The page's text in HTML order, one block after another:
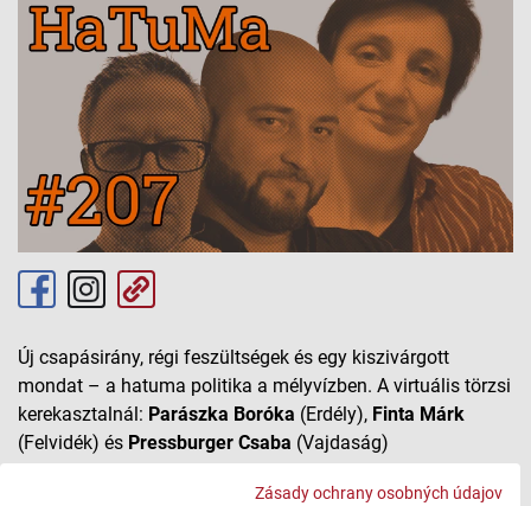
Zásady ochrany osobných údajov
Új csapásirány, régi feszültségek és egy kiszivárgott
mondat – a hatuma politika a mélyvízben. A virtuális törzsi
kerekasztalnál: Parászka Boróka (Erdély), Finta Márk
(Felvidék) és Pressburger Csaba (Vajdaság)
A podcast itt hallgatható meg.